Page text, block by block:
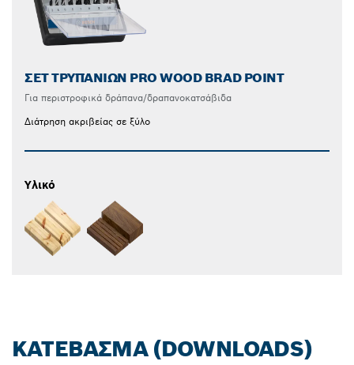
ΣΕΤ ΤΡΥΠΑΝΙΏΝ PRO WOOD BRAD POINT
Για περιστροφικά δράπανα/δραπανοκατσάβιδα
Διάτρηση ακριβείας σε ξύλο
Υλικό
ΚΑΤΈΒΑΣΜΑ (DOWNLOADS)